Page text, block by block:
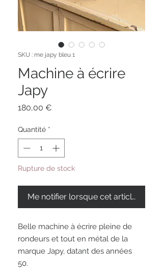
SKU : me japy bleu 1
Machine à écrire
Japy
180,00 €
Quantité *
Rupture de stock
Me notifier lorsque cet article est
Belle machine à écrire pleine de
rondeurs et tout en métal de la
marque Japy, datant des années
50.